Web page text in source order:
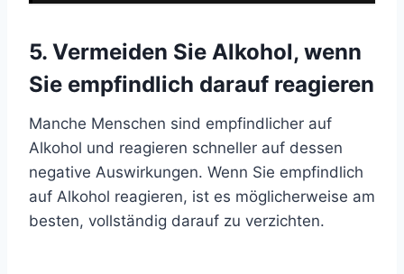
5. Vermeiden Sie Alkohol, wenn
Sie empfindlich darauf reagieren
Manche Menschen sind empfindlicher auf
Alkohol und reagieren schneller auf dessen
negative Auswirkungen. Wenn Sie empfindlich
auf Alkohol reagieren, ist es möglicherweise am
besten, vollständig darauf zu verzichten.